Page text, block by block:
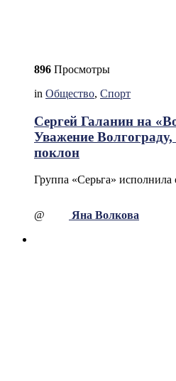
896 Просмотры
in Общество, Спорт
Сергей Галанин на
Уважение
поклон
Группа «Серьга» исполнила
@ Яна Волкова